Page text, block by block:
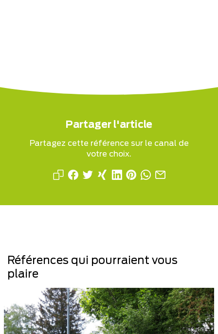
Partager l'article
Partagez cette référence sur le canal de
votre choix.
Références qui pourraient vous
plaire